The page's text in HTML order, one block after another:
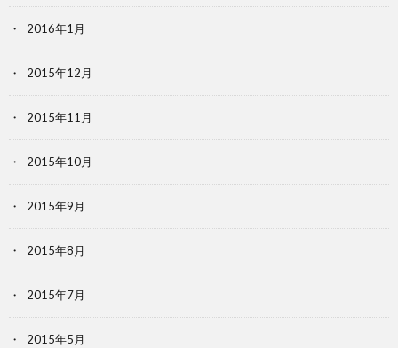
2016年1月
2015年12月
2015年11月
2015年10月
2015年9月
2015年8月
2015年7月
2015年5月